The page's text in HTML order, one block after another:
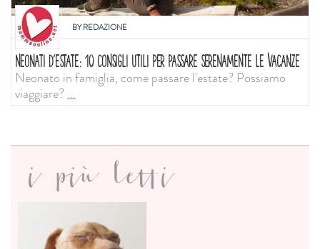
BYREDAZIONE
NEONATI D'ESTATE: 10 CONSIGLI UTILI PER PASSARE SERENAMENTE LE VACANZE
Neonato in famiglia, come passare l'estate? Possiamo
viaggiare?...
i più letti